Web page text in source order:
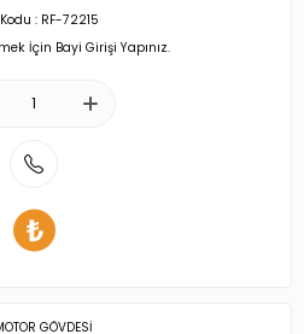
: RF-72215
İçin Bayi Girişi Yapınız.